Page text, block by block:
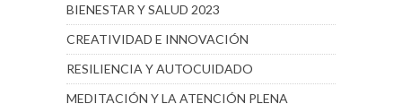
BIENESTAR Y SALUD 2023
CREATIVIDAD E INNOVACIÓN
RESILIENCIA Y AUTOCUIDADO
MEDITACIÓN Y LA ATENCIÓN PLENA